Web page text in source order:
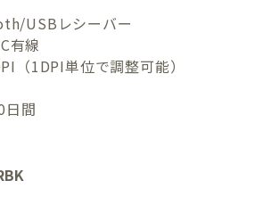
USBレシーバー
有線
（1DPI単位で調整可能）
日間